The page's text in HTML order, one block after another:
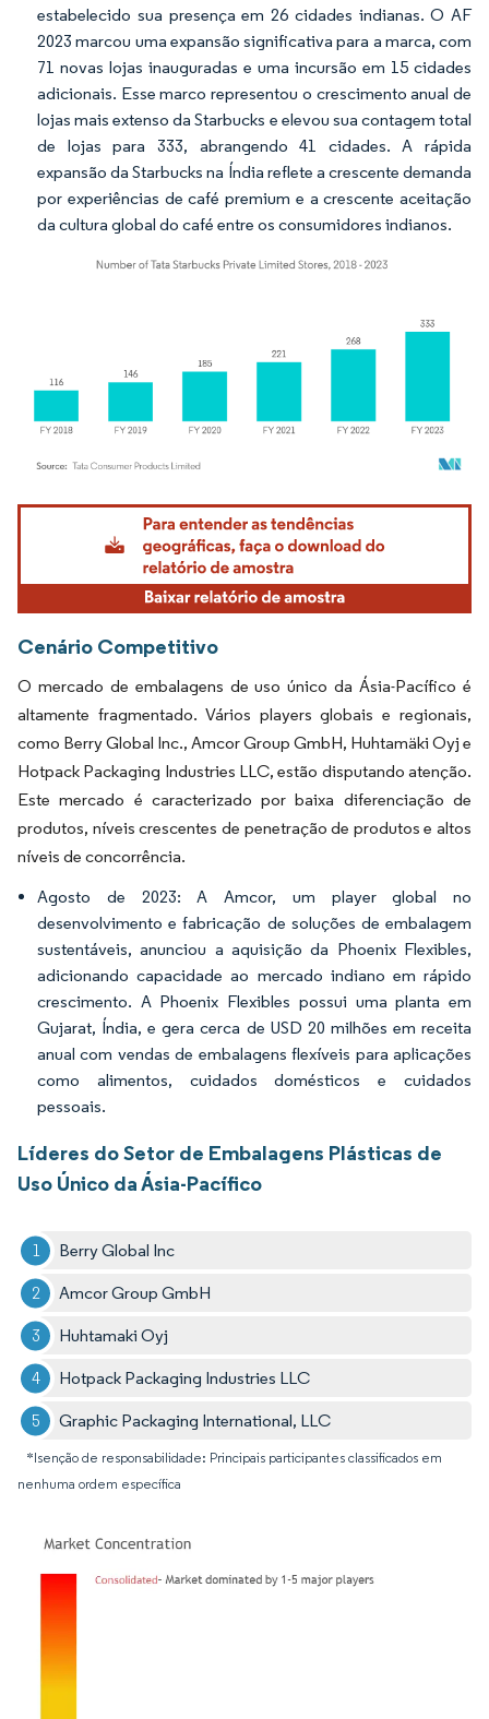
estabelecido sua presença em 26 cidades indianas. O AF
2023 marcou uma expansão significativa para a marca, com
71 novas lojas inauguradas e uma incursão em 15 cidades
adicionais. Esse marco representou o crescimento anual de
lojas mais extenso da Starbucks e elevou sua contagem total
de lojas para 333, abrangendo 41 cidades. A rápida
expansão da Starbucks na Índia reflete a crescente demanda
por experiências de café premium e a crescente aceitação
da cultura global do café entre os consumidores indianos.
Imagem © Mordor Intelligence. O reuso requer atribuição conforme CC BY 4.0.
Cenário Competitivo
O mercado de embalagens de uso único da Ásia-Pacífico é
altamente fragmentado. Vários players globais e regionais,
como Berry Global Inc., Amcor Group GmbH, Huhtamäki Oyj e
Hotpack Packaging Industries LLC, estão disputando atenção.
Este mercado é caracterizado por baixa diferenciação de
produtos, níveis crescentes de penetração de produtos e altos
níveis de concorrência.
Agosto de 2023: A Amcor, um player global no
desenvolvimento e fabricação de soluções de embalagem
sustentáveis, anunciou a aquisição da Phoenix Flexibles,
adicionando capacidade ao mercado indiano em rápido
crescimento. A Phoenix Flexibles possui uma planta em
Gujarat, Índia, e gera cerca de USD 20 milhões em receita
anual com vendas de embalagens flexíveis para aplicações
como alimentos, cuidados domésticos e cuidados
pessoais.
Líderes do Setor de Embalagens Plásticas de
Uso Único da Ásia-Pacífico
Berry Global Inc
Amcor Group GmbH
Huhtamaki Oyj
Hotpack Packaging Industries LLC
Graphic Packaging International, LLC
*Isenção de responsabilidade: Principais participantes classificados em
nenhuma ordem específica